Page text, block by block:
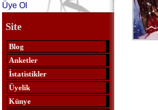
Üye Ol
Site
Blog
Anketler
İstatistikler
Üyelik
Künye